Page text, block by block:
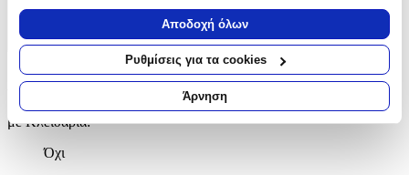
Να συλλέξουμε πληροφορίες σχετικά με τη γεωγραφική
σας τοποθεσία, οι οποίες μπορεί να είναι ακριβείς σε
απόσταση μερικών μέτρων
Να αναγνωρίσουμε τη συσκευή σας σαρώνοντας ενεργά
για συγκεκριμένα χαρακτηριστικά (δακτυλικό αποτύπωμα)
Μάθετε περισσότερα σχετικά με τον τρόπο επεξεργασίας των
προσωπικών σας δεδομένων και καθορίστε τις προτιμήσεις σας
στηνενότητα “Λεπτομέρειες”
ανακαλέσετε τη συγκατάθεσή σας ανά πάσα στιγμή από τη
Αποδοχή όλων
Ρυθμίσεις για τα cookies
Άρνηση
Χαρακτηριστικά
+
Χαρακτηριστικά
με Κλειδαριά:
Όχι